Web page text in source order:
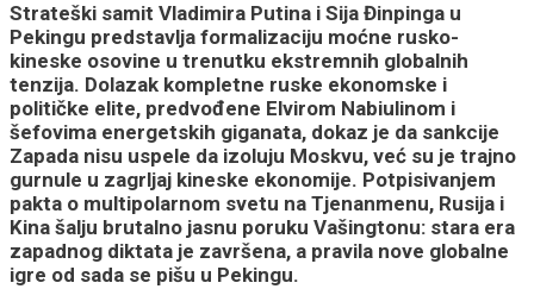
Strateški samit Vladimira Putina i Sija Đinpinga u
Pekingu predstavlja formalizaciju moćne rusko-
kineske osovine u trenutku ekstremnih globalnih
tenzija. Dolazak kompletne ruske ekonomske i
političke elite, predvođene Elvirom Nabiulinom i
šefovima energetskih giganata, dokaz je da sankcije
Zapada nisu uspele da izoluju Moskvu, već su je trajno
gurnule u zagrljaj kineske ekonomije. Potpisivanjem
pakta o multipolarnom svetu na Tjenanmenu, Rusija i
Kina šalju brutalno jasnu poruku Vašingtonu: stara era
zapadnog diktata je završena, a pravila nove globalne
igre od sada se pišu u Pekingu.